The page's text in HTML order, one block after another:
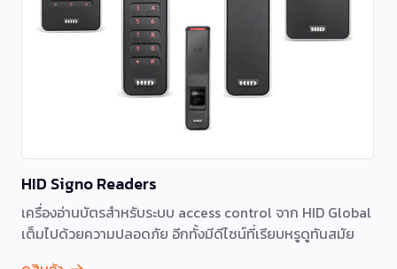
HID Signo Readers
เครื่องอ่านบัตรสำหรับระบบ access control จาก HID Global
เต็มไปด้วยความปลอดภัย อีกทั้งมีดีไซน์ที่เรียบหรูดูทันสมัย